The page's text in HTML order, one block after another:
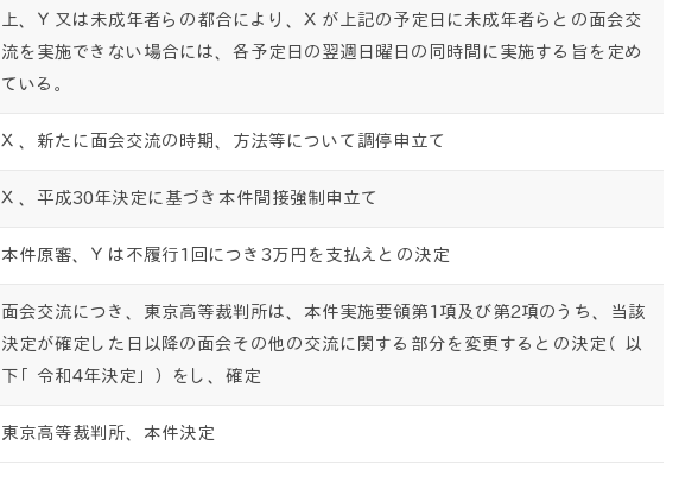
上、Ｙ又は未成年者らの都合により、Ｘが上記の予定日に未成年者らとの面会交
流を実施できない場合には、各予定日の翌週日曜日の同時間に実施する旨を定め
ている。
Ｘ、新たに面会交流の時期、方法等について調停申立て
Ｘ、平成30年決定に基づき本件間接強制申立て
本件原審、Ｙは不履行1回につき3万円を支払えとの決定
面会交流につき、東京高等裁判所は、本件実施要領第1項及び第2項のうち、当該
決定が確定した日以降の面会その他の交流に関する部分を変更するとの決定（以
下「令和4年決定」）をし、確定
東京高等裁判所、本件決定